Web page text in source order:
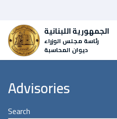
الجمهورية اللبنانية
رئاسة مجلس الوزراء
ديوان المحاسبة
Advisories
Search